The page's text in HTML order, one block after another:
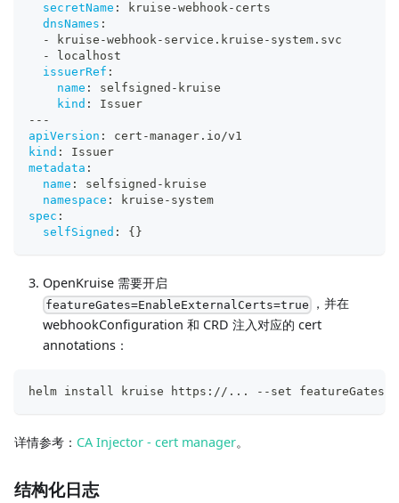
secretName : kruise -webhook- certs
dnsNames :
-
kruise -webhook- service.kruise - system.svc
-
localhost
issuerRef :
name : selfsigned - kruise
kind :
Issuer
---
apiVersion : cert -manager.io/v1
kind :
Issuer
metadata :
name : selfsigned - kruise
namespace : kruise - system
spec :
selfSigned : { }
OpenKruise 需要开启
featureGates=EnableExternalCerts=true
，并在
webhookConfiguration 和 CRD 注入对应的 cert
annotations：
helm install kruise https://... --set
详情参考： CA Injector - cert manager。
结构化日志